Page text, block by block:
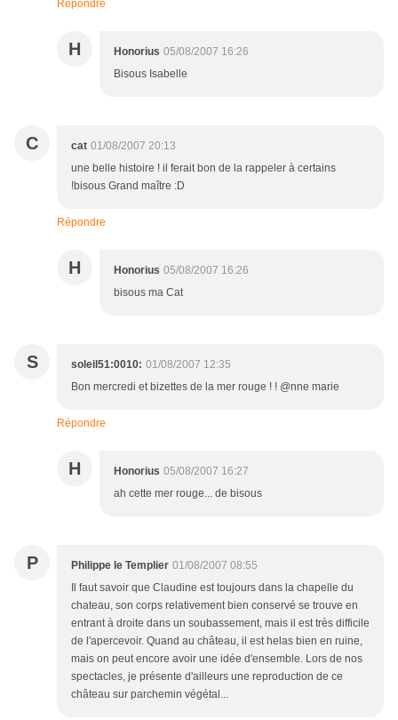
Répondre
H Honorius 05/08/2007 16:26
Bisous Isabelle
C cat 01/08/2007 20:13
une belle histoire ! il ferait bon de la rappeler à certains
!bisous Grand maître :D
Répondre
H Honorius 05/08/2007 16:26
bisous ma Cat
S soleil51:0010: 01/08/2007 12:35
Bon mercredi et bizettes de la mer rouge ! ! @nne marie
Répondre
H Honorius 05/08/2007 16:27
ah cette mer rouge... de bisous
P Philippe le Templier 01/08/2007 08:55
Il faut savoir que Claudine est toujours dans la chapelle du
chateau, son corps relativement bien conservé se trouve en
entrant à droite dans un soubassement, mais il est très difficile
de l'apercevoir. Quand au château, il est helas bien en ruine,
mais on peut encore avoir une idée d'ensemble. Lors de nos
spectacles, je présente d'ailleurs une reproduction de ce
château sur parchemin végétal...